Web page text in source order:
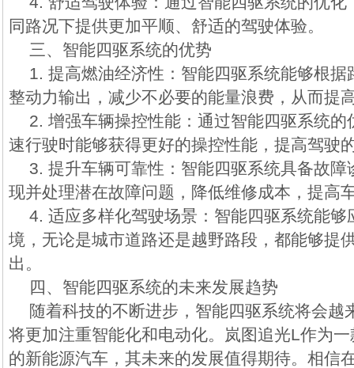
同路况下提供更加平顺、舒适的驾驶体验。
三、智能四驱系统的优势
1. 提高燃油经济性：智能四驱系统能够根据
整动力输出，减少不必要的能量浪费，从而提
2. 增强车辆操控性能：通过智能四驱系统的
速行驶时能够获得更好的操控性能，提高驾驶
3. 提升车辆可靠性：智能四驱系统具备故障
现并处理潜在故障问题，降低维修成本，提高
4. 适应多样化驾驶场景：智能四驱系统能够
境，无论是城市道路还是越野路段，都能够提
出。
四、智能四驱系统的未来发展趋势
随着科技的不断进步，智能四驱系统将会越
将更加注重智能化和电动化。岚图追光L作为
的新能源汽车，其未来的发展值得期待。相信